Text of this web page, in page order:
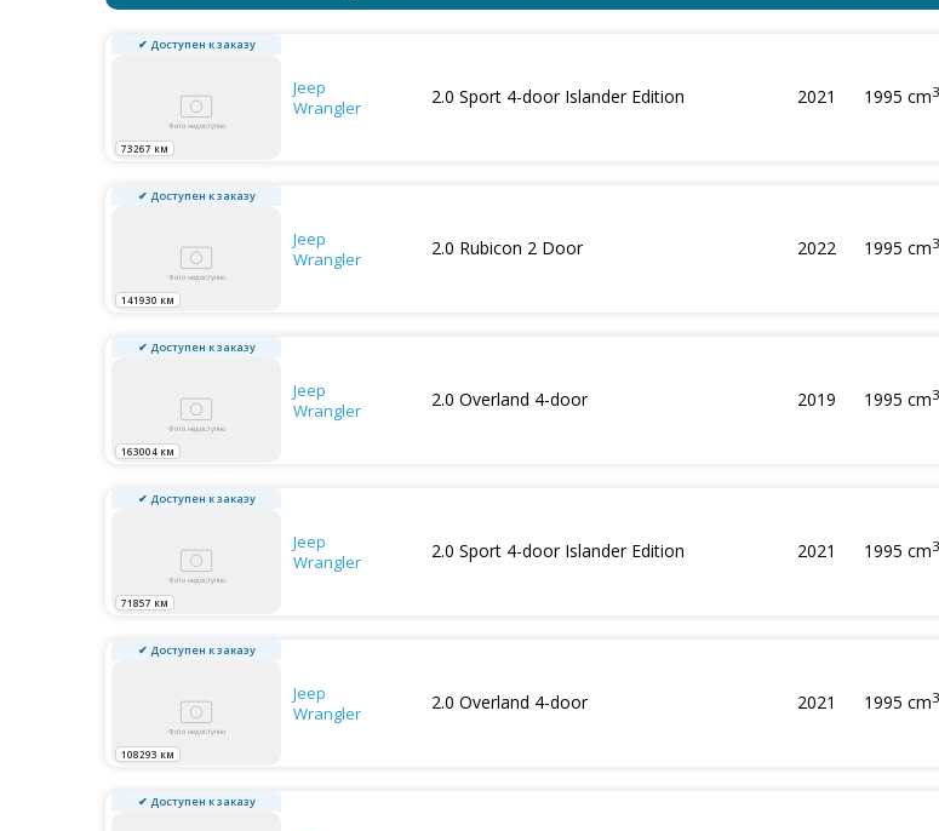
✔ Доступен к заказу
73267 км
Jeep
Wrangler
2.0 Sport 4-door Islander Edition 2021 1995 cm3
✔ Доступен к заказу
141930 км
Jeep
Wrangler
2.0 Rubicon 2 Door 2022 1995 cm3
✔ Доступен к заказу
163004 км
Jeep
Wrangler
2.0 Overland 4-door 2019 1995 cm3
✔ Доступен к заказу
71857 км
Jeep
Wrangler
2.0 Sport 4-door Islander Edition 2021 1995 cm3
✔ Доступен к заказу
108293 км
Jeep
Wrangler
2.0 Overland 4-door 2021 1995 cm3
✔ Доступен к заказу